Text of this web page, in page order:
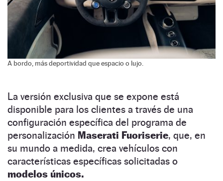
A bordo, más deportividad que espacio o lujo.
La versión exclusiva que se expone está
disponible para los clientes a través de una
configuración específica del programa de
personalización Maserati Fuoriserie, que, en
su mundo a medida, crea vehículos con
características específicas solicitadas o
modelos únicos.